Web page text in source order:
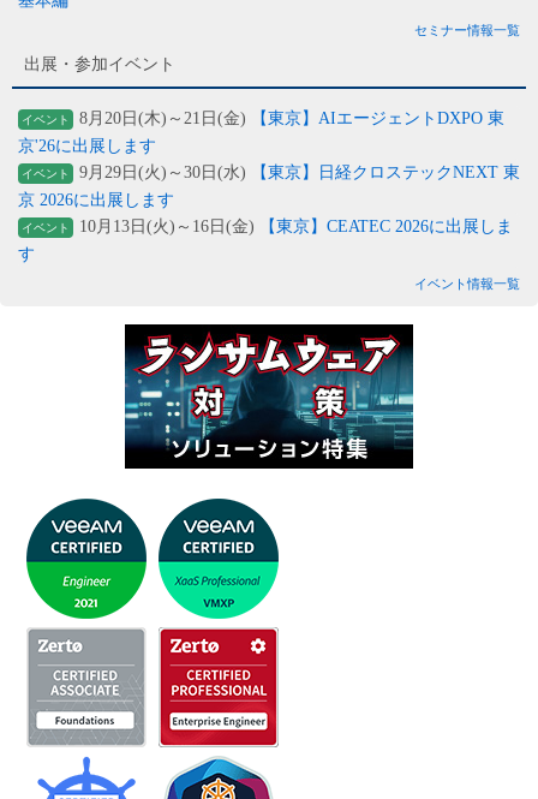
セミナー情報一覧
出展・参加イベント
イベント 8月20日(木)～21日(金)
【東京】AIエージェントDXPO 東
京'26に出展します
イベント 9月29日(火)～30日(水)
【東京】日経クロステックNEXT 東
京 2026に出展します
イベント 10月13日(火)～16日(金)
【東京】CEATEC 2026に出展しま
す
イベント情報一覧